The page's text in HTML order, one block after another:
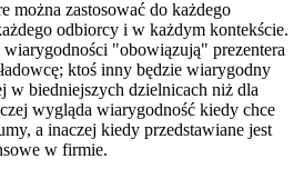
można zastosować do każdego
odbiorcy i w każdym kontekście.
"obowiązują" prezentera
ktoś inny będzie wiarygodny
w biedniejszych dzielnicach niż dla
wygląda wiarygodność kiedy chce
a inaczej kiedy przedstawiane jest
w firmie.